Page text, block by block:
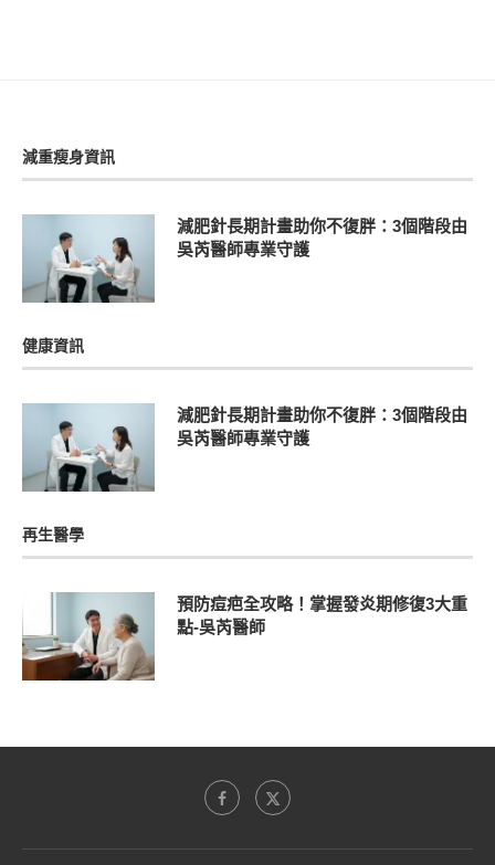
減重瘦身資訊
減肥針長期計畫助你不復胖：3個階段由
吳芮醫師專業守護
健康資訊
減肥針長期計畫助你不復胖：3個階段由
吳芮醫師專業守護
再生醫學
預防痘疤全攻略！掌握發炎期修復3大重
點-吳芮醫師